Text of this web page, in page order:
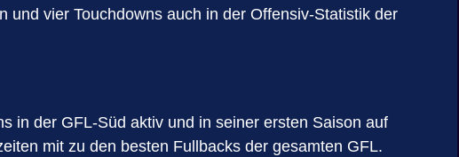
und vier Touchdowns auch in der Offensiv-Statistik der
in der GFL-Süd aktiv und in seiner ersten Saison auf
mit zu den besten Fullbacks der gesamten GFL.